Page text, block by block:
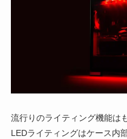
流行りのライティング機能は
LEDライティングはケース内